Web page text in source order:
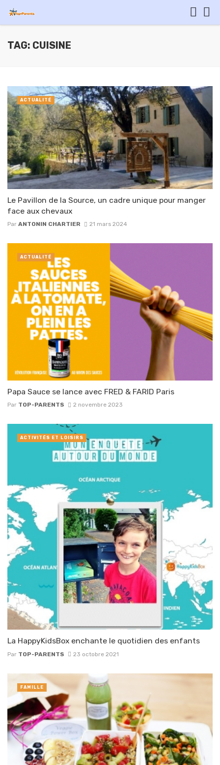
TAG: CUISINE
Le Pavillon de la Source, un cadre unique pour manger
face aux chevaux
Par ANTONIN CHARTIER 21 mars 2024
ACTUALITÉ
Papa Sauce se lance avec FRED & FARID Paris
Par TOP-PARENTS 2 novembre 2023
ACTUALITÉ
La HappyKidsBox enchante le quotidien des enfants
Par TOP-PARENTS 23 octobre 2021
ACTIVITÉS ET LOISIRS
FAMILLE